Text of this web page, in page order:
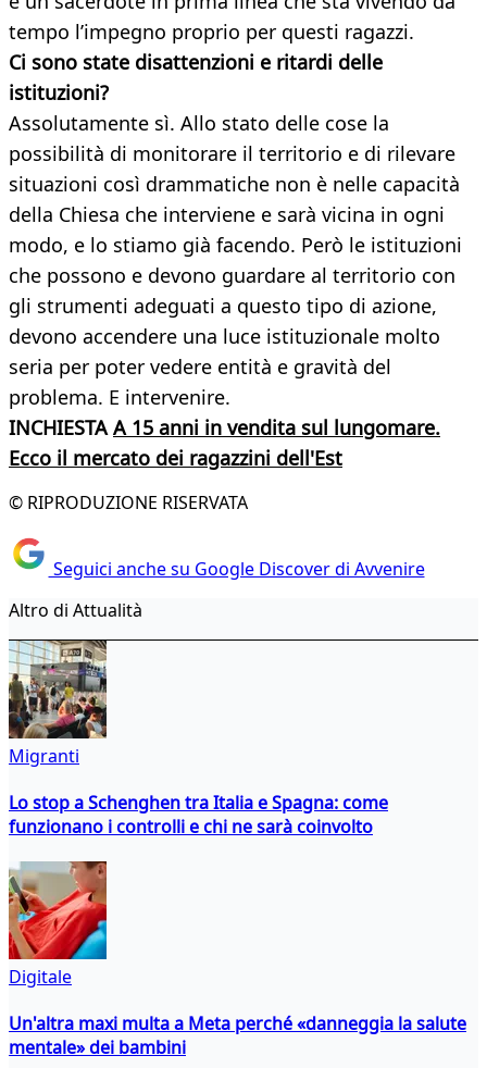
tempo l’impegno proprio per questi ragazzi.
Ci sono state disattenzioni e ritardi delle
istituzioni?
Assolutamente sì. Allo stato delle cose la
possibilità di monitorare il territorio e di rilevare
situazioni così drammatiche non è nelle capacità
della Chiesa che interviene e sarà vicina in ogni
modo, e lo stiamo già facendo. Però le istituzioni
che possono e devono guardare al territorio con
gli strumenti adeguati a questo tipo di azione,
devono accendere una luce istituzionale molto
seria per poter vedere entità e gravità del
problema. E intervenire.
INCHIESTA A 15 anni in vendita sul lungomare.
Ecco il mercato dei ragazzini dell'Est
© RIPRODUZIONE RISERVATA
Seguici anche su Google Discover di Avvenire
Altro di Attualità
Migranti
Lo stop a Schenghen tra Italia e Spagna: come
funzionano i controlli e chi ne sarà coinvolto
Digitale
Un'altra maxi multa a Meta perché «danneggia la salute
mentale» dei bambini